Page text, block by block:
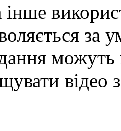
можуть
відео